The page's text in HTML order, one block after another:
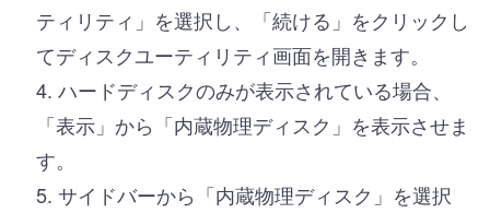
ティリティ」を選択し、「続ける」をクリックし
てディスクユーティリティ画面を開きます。
ハードディスクのみが表示されている場合、
「表示」から「内蔵物理ディスク」を表示させま
す。
サイドバーから「内蔵物理ディスク」を選択